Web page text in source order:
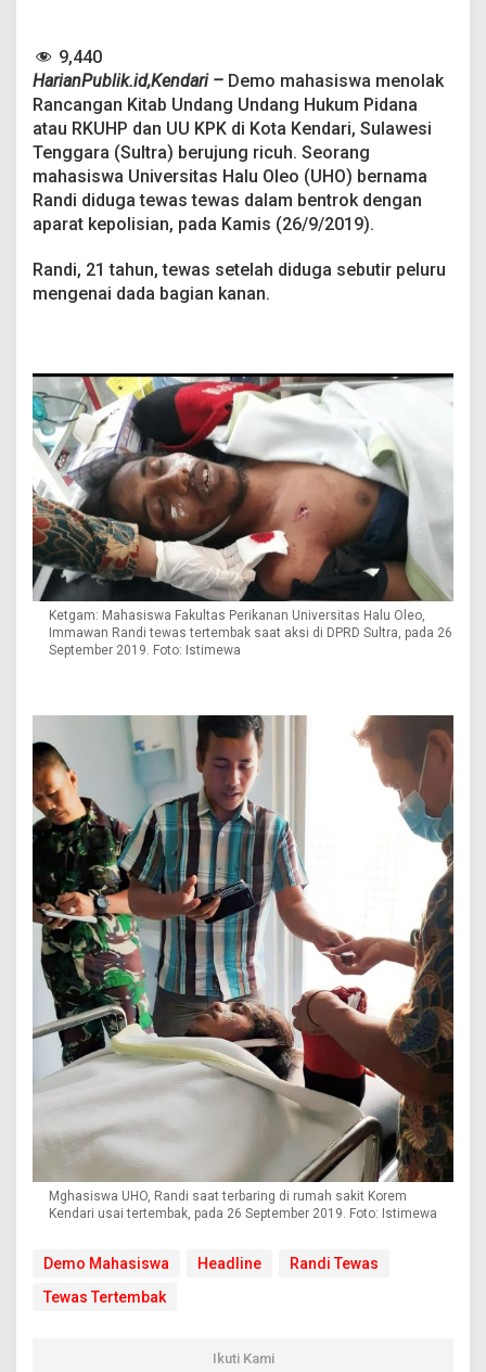
m
b
a
k
S
a
a
t
m
o
P
R
D
S
u
l
t
r
a
9,440
HarianPublik.id,Kendari – Demo mahasiswa menolak
Rancangan Kitab Undang Undang Hukum Pidana
atau RKUHP dan UU KPK di Kota Kendari, Sulawesi
Tenggara (Sultra) berujung ricuh. Seorang
mahasiswa Universitas Halu Oleo (UHO) bernama
Randi diduga tewas tewas dalam bentrok dengan
aparat kepolisian, pada Kamis (26/9/2019).
Randi, 21 tahun, tewas setelah diduga sebutir peluru
mengenai dada bagian kanan.
Ketgam: Mahasiswa Fakultas Perikanan Universitas Halu Oleo,
Immawan Randi tewas tertembak saat aksi di DPRD Sultra, pada 26
September 2019. Foto: Istimewa
Mghasiswa UHO, Randi saat terbaring di rumah sakit Korem
Kendari usai tertembak, pada 26 September 2019. Foto: Istimewa
Demo Mahasiswa Headline
Randi Tewas
Tewas Tertembak
Ikuti Kami